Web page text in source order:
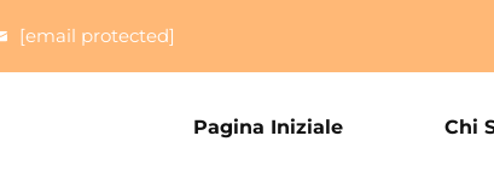
[email protected]
Pagina Iniziale Chi